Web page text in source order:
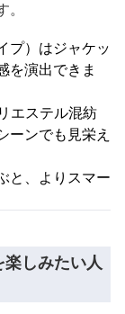
。
プ）はジャケッ
を演出できま
エステル混紡
ーンでも見栄え
と、よりスマー
しみたい人